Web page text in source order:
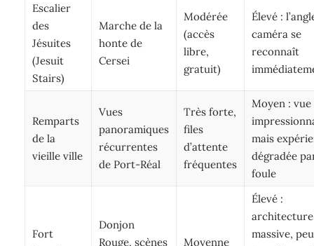
Escalier
des
Jésuites
(Jesuit
Stairs)
Marche de la
honte de
Cersei
Modérée
(accès
libre,
gratuit)
Élevé :
caméra se
reconnaît
Remparts
de la
vieille ville
Vues
panoramiques
récurrentes
de Port-Réal
Très forte,
files
d’attente
fréquentes
Moyen : vue
mais
dégradée
foule
Fort
Donjon
Rouge, scènes
Moyenne
Élevé :
architecture
massive,